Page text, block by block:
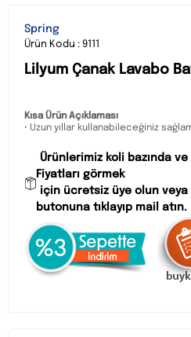
Spring
Ürün Kodu : 9111
Lilyum Çanak Lavabo
Kısa Ürün Açıklaması
• Uzun yıllar kullanabileceğiniz
Ürünlerimiz koli bazında ve
Fiyatları görmek
için ücretsiz üye olun veya
butonuna tıklayıp mail atın.